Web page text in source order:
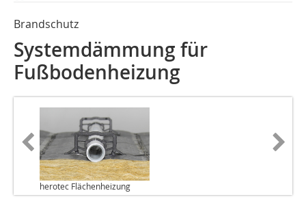
Brandschutz
Systemdämmung für
Fußbodenheizung
herotec Flächenheizung